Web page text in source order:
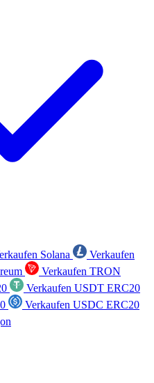
Solana
Verkaufen
Verkaufen TRON
Verkaufen USDT ERC20
Verkaufen USDC ERC20